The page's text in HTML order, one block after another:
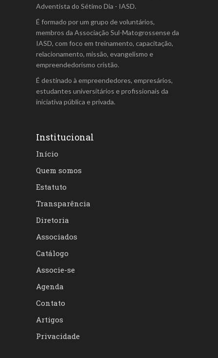
Adventista do Sétimo Dia - IASD.
É formado por um grupo de voluntários,
membros da Associação Sul-Matogrossense da
IASD, com foco em treinamento, capacitação,
relacionamento, missão, evangelismo e
empreendedorismo cristão.
É destinado à empreendedores, empresários,
estudantes universitários e profissionais da
iniciativa pública e privada.
Institucional
Início
Quem somos
Estatuto
Transparência
Diretoria
Associados
Catálogo
Associe-se
Agenda
Contato
Artigos
Privacidade